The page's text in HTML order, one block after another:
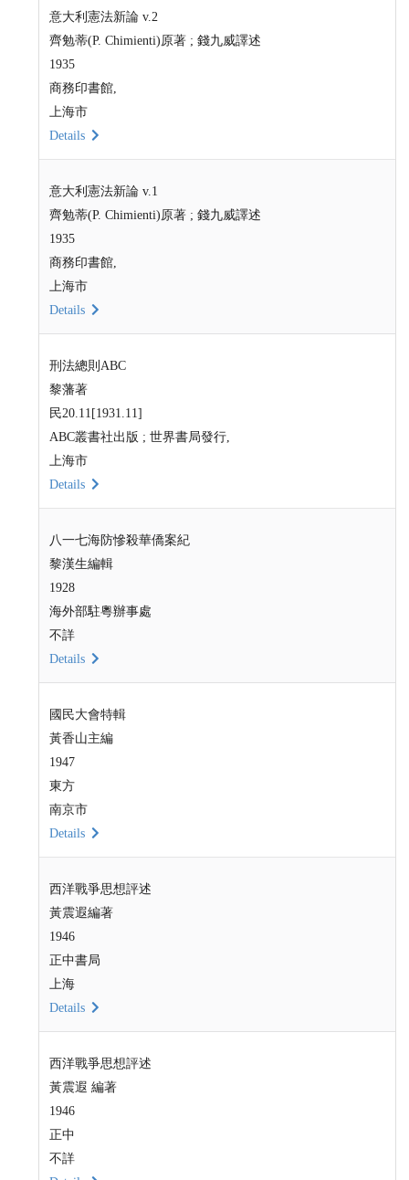
意大利憲法新論 v.2
齊勉蒂(P. Chimienti)原著 ; 錢九威譯述
1935
商務印書館,
上海市
Details
意大利憲法新論 v.1
齊勉蒂(P. Chimienti)原著 ; 錢九威譯述
1935
商務印書館,
上海市
Details
刑法總則ABC
黎藩著
民20.11[1931.11]
ABC叢書社出版 ; 世界書局發行,
上海市
Details
八一七海防慘殺華僑案紀
黎漢生編輯
1928
海外部駐粵辦事處
不詳
Details
國民大會特輯
黃香山主編
1947
東方
南京市
Details
西洋戰爭思想評述
黃震遐編著
1946
正中書局
上海
Details
西洋戰爭思想評述
黃震遐 編著
1946
正中
不詳